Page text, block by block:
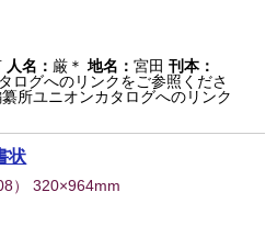
人名： 厳＊ 地名：宮田 刊本：
ログへのリンクをご参照くださ
纂所ユニオンカタログへのリンク
状
） 320×964mm